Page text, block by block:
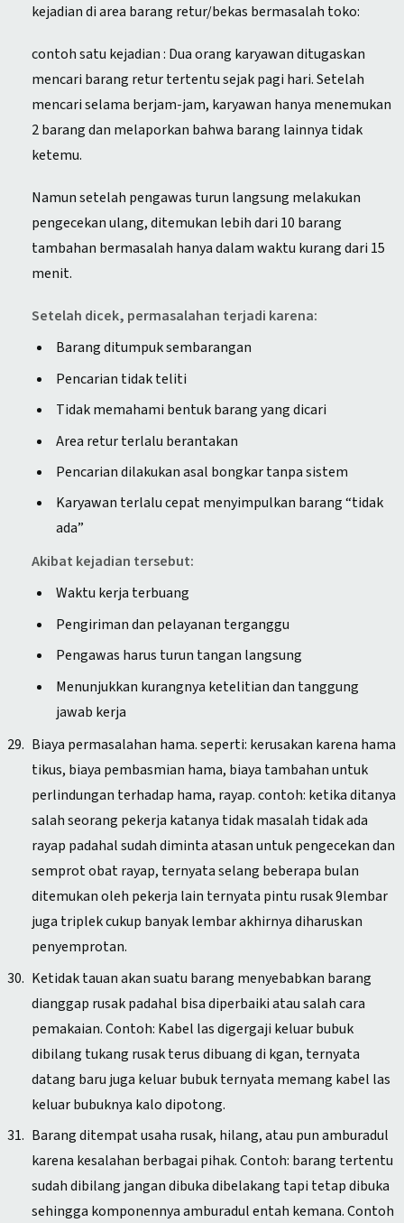
kejadian di area barang retur/bekas bermasalah toko:
contoh satu kejadian : Dua orang karyawan ditugaskan
mencari barang retur tertentu sejak pagi hari. Setelah
mencari selama berjam-jam, karyawan hanya menemukan
2 barang dan melaporkan bahwa barang lainnya tidak
ketemu.
Namun setelah pengawas turun langsung melakukan
pengecekan ulang, ditemukan lebih dari 10 barang
tambahan bermasalah hanya dalam waktu kurang dari 15
menit.
Setelah dicek, permasalahan terjadi karena:
Barang ditumpuk sembarangan
Pencarian tidak teliti
Tidak memahami bentuk barang yang dicari
Area retur terlalu berantakan
Pencarian dilakukan asal bongkar tanpa sistem
Karyawan terlalu cepat menyimpulkan barang “tidak
ada”
Akibat kejadian tersebut:
Waktu kerja terbuang
Pengiriman dan pelayanan terganggu
Pengawas harus turun tangan langsung
Menunjukkan kurangnya ketelitian dan tanggung
jawab kerja
Biaya permasalahan hama. seperti: kerusakan karena hama
tikus, biaya pembasmian hama, biaya tambahan untuk
perlindungan terhadap hama, rayap. contoh: ketika ditanya
salah seorang pekerja katanya tidak masalah tidak ada
rayap padahal sudah diminta atasan untuk pengecekan dan
semprot obat rayap, ternyata selang beberapa bulan
ditemukan oleh pekerja lain ternyata pintu rusak 9lembar
juga triplek cukup banyak lembar akhirnya diharuskan
penyemprotan.
Ketidak tauan akan suatu barang menyebabkan barang
dianggap rusak padahal bisa diperbaiki atau salah cara
pemakaian. Contoh: Kabel las digergaji keluar bubuk
dibilang tukang rusak terus dibuang di kgan, ternyata
datang baru juga keluar bubuk ternyata memang kabel las
keluar bubuknya kalo dipotong.
Barang ditempat usaha rusak, hilang, atau pun amburadul
karena kesalahan berbagai pihak. Contoh: barang tertentu
sudah dibilang jangan dibuka dibelakang tapi tetap dibuka
sehingga komponennya amburadul entah kemana. Contoh